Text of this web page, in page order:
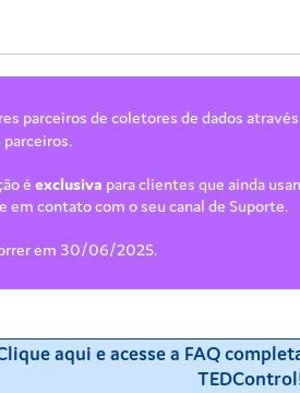
parceiros de coletores de dados
é exclusiva para clientes que ainda
em contato com o seu canal de Suporte.
em 30/06/2025.
aqui e acesse a FAQ